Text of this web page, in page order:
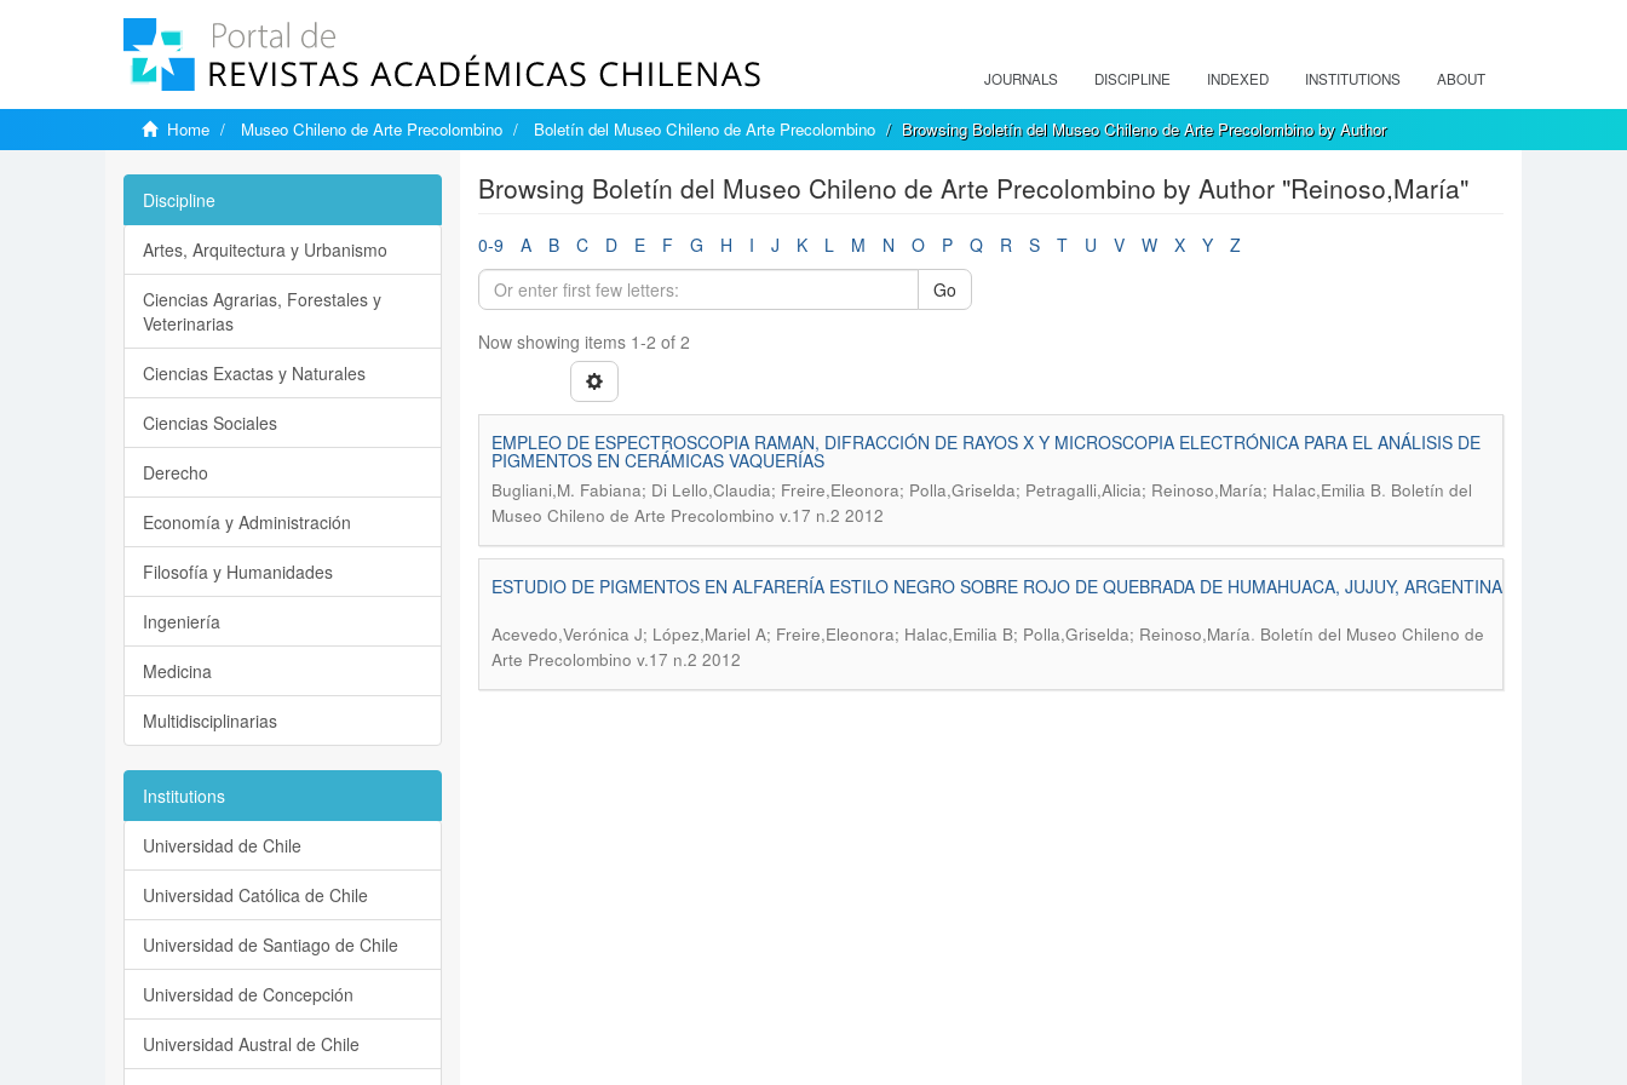
JOURNALS DISCIPLINE INDEXED INSTITUTIONS ABOUT
Home Museo Chileno de Arte Precolombino Boletín del Museo Chileno de Arte Precolombino Browsing Boletín del Museo Chileno de Arte Precolombino by Author
Browsing Boletín del Museo Chileno de Arte Precolombino by Author "Reinoso,María"
0-9 A B C D E F G H I J K L M N O P Q R S T U V W X Y
Z
Go
Now showing items 1-2 of 2
EMPLEO DE ESPECTROSCOPIA RAMAN, DIFRACCIÓN DE RAYOS X Y MICROSCOPIA ELECTRÓNICA PARA EL ANÁLISIS DE
PIGMENTOS EN CERÁMICAS VAQUERÍAS
Bugliani,M. Fabiana; Di Lello,Claudia; Freire,Eleonora; Polla,Griselda; Petragalli,Alicia; Reinoso,María; Halac,Emilia B. Boletín del
Museo Chileno de Arte Precolombino v.17 n.2 2012
ESTUDIO DE PIGMENTOS EN ALFARERÍA ESTILO NEGRO SOBRE ROJO DE QUEBRADA DE HUMAHUACA, JUJUY, ARGENTINA
Acevedo,Verónica J; López,Mariel A; Freire,Eleonora; Halac,Emilia B; Polla,Griselda; Reinoso,María. Boletín del Museo Chileno de
Arte Precolombino v.17 n.2 2012
Discipline
Artes, Arquitectura y Urbanismo
Ciencias Agrarias, Forestales y
Veterinarias
Ciencias Exactas y Naturales
Ciencias Sociales
Derecho
Economía y Administración
Filosofía y Humanidades
Ingeniería
Medicina
Multidisciplinarias
Institutions
Universidad de Chile
Universidad Católica de Chile
Universidad de Santiago de Chile
Universidad de Concepción
Universidad Austral de Chile